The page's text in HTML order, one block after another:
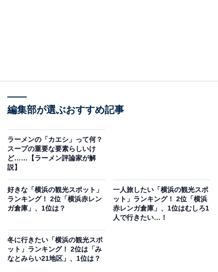
編集部が選ぶおすすめ記事
ラーメンの「カエシ」って何？
スープの重要な要素らしいけ
ど……【ラーメン評論家が解
説】
好きな「横浜の観光スポット」
ランキング！ 2位「横浜赤レン
ガ倉庫」、1位は？
一人旅したい「横浜の観光スポ
ット」ランキング！ 2位「横浜
赤レンガ倉庫」、1位はむしろ1
人で行きたい…！
冬に行きたい「横浜の観光スポ
ット」ランキング！ 2位は「み
なとみらい21地区」、1位は？